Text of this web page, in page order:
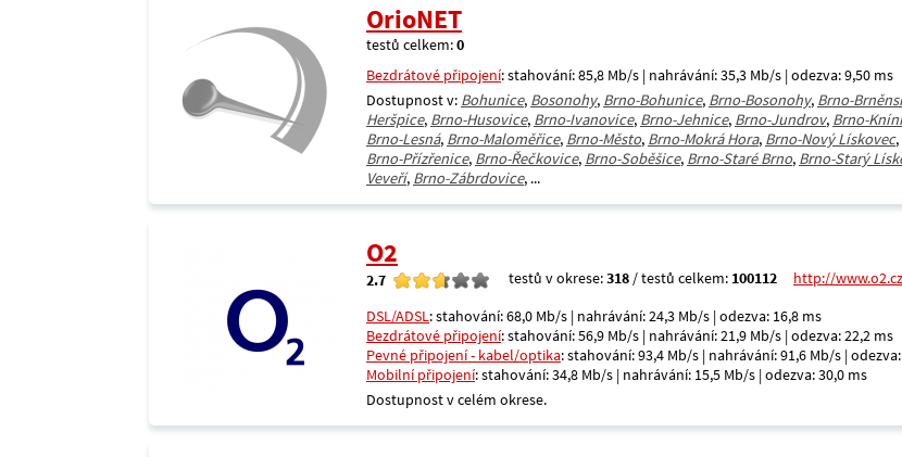
OrioNET
testů celkem:0
Bezdrátové připojení: stahování: 85,8 Mb/s | nahrávání: 35,3 Mb/s | odezva: 9,50 ms
Dostupnost v: Bohunice, Bosonohy, Brno-Bohunice, Brno-Bosonohy, Brno-
Heršpice, Brno-Husovice, Brno-Ivanovice, Brno-Jehnice, Brno-Jundrov, Brno-
Brno-Lesná, Brno-Maloměřice, Brno-Město, Brno-Mokrá Hora, Brno-Nový Lískovec,
Brno-Přízřenice, Brno-Řečkovice, Brno-Soběšice, Brno-Staré Brno, Brno-Starý
Veveří, Brno-Zábrdovice, ...
O2
2.7 testů v okrese:318 / testů celkem: 100112
http://www.o2.cz
DSL/ADSL: stahování: 68,0 Mb/s | nahrávání: 24,3 Mb/s | odezva: 16,8 ms
Bezdrátové připojení: stahování: 56,9 Mb/s | nahrávání: 21,9 Mb/s | odezva: 22,2 ms
Pevné připojení - kabel/optika: stahování: 93,4 Mb/s | nahrávání: 91,6 Mb/s |
Mobilní připojení: stahování: 34,8 Mb/s | nahrávání: 15,5 Mb/s | odezva: 30,0 ms
Dostupnost v celém okrese.